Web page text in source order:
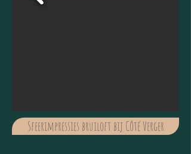
Sfeerimpressies bruiloft bij Côté Verger